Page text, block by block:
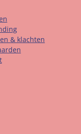
& klachten